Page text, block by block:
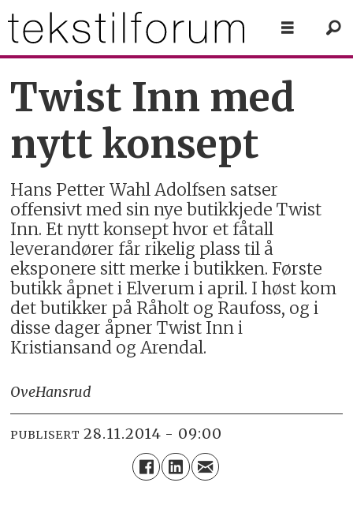
Twist Inn med
nytt konsept
Hans Petter Wahl Adolfsen satser
offensivt med sin nye butikkjede Twist
Inn. Et nytt konsept hvor et fåtall
leverandører får rikelig plass til å
eksponere sitt merke i butikken. Første
butikk åpnet i Elverum i april. I høst kom
det butikker på Råholt og Raufoss, og i
disse dager åpner Twist Inn i
Kristiansand og Arendal.
OveHansrud
PUBLISERT 28.11.2014 - 09:00